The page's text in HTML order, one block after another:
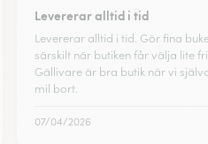
Levererar alltid i tid
Levererar alltid i tid. Gör fina
särskilt när butiken får välja lite
Gällivare är bra butik när vi
mil bort.
07/04/2026